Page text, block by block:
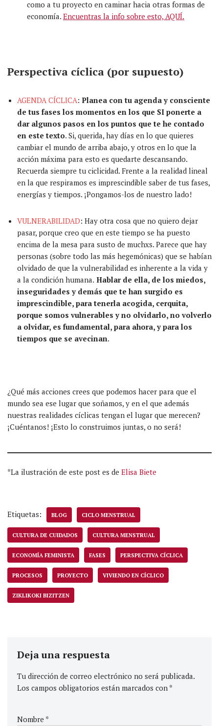
como a tu proyecto en caminar hacia otras formas de
economía. Encuentras la info sobre esto, AQUÍ.
Perspectiva cíclica (por supuesto)
AGENDACÍCLICA: Planea con tu agenday consciente
de tus fases los momentos en los que SI ponerte a
dar algunos pasos en los puntos que te he contado
en este texto. Si, querida, hay días en lo que quieres
cambiar el mundo de arriba abajo, y otros en lo que la
acción máxima para esto es quedarte descansando.
Recuerda siempre tu ciclicidad. Frente a la realidad lineal
en la que respiramos es imprescindible saber de tus fases,
energías y tiempos. ¡Pongamos-los de nuestro lado!
VULNERABILIDAD: Hay otra cosa que no quiero dejar
pasar, porque creo que en este tiempo se ha puesto
encima de la mesa para susto de muchxs. Parece que hay
personas (sobre todo las más hegemónicas) que se habían
olvidado de que la vulnerabilidad es inherente a la vida y
a la condición humana. Hablar de ella, de los miedos,
inseguridades y demás que te han surgido es
imprescindible, para tenerla acogida, cerquita,
porque somos vulnerables y no olvidarlo, no volverlo
a olvidar, es fundamental, para ahora, y para los
tiempos que se avecinan.
¿Qué más acciones crees que podemos hacer para que el
mundo sea ese lugar que soñamos, y en el que además
nuestras realidades cíclicas tengan el lugar que merecen?
¡Cuéntanos! ¡Esto lo construimos juntas, o no será!
*La ilustración de este post es de Elisa Biete
Etiquetas: BLOG CICLO MENSTRUAL
CULTURA DE CUIDADOS CULTURA MENSTRUAL
ECONOMÍA FEMINISTA FASES PERSPECTIVA CÍCLICA
PROCESOS PROYECTO VIVIENDO EN CÍCLICO
ZIKLIKOKI BIZITZEN
Deja una respuesta
Tu dirección de correo electrónico no será publicada.
Los campos obligatorios están marcados con *
Nombre *